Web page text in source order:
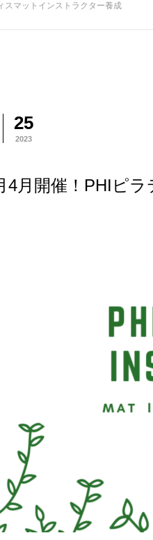
スマットインストラクター養成
25
2023
4月開催！PHIピ